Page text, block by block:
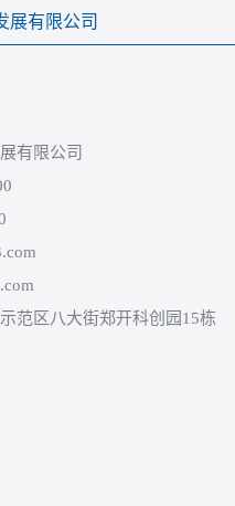
展有限公司
有限公司
范区八大街郑开科创园15栋